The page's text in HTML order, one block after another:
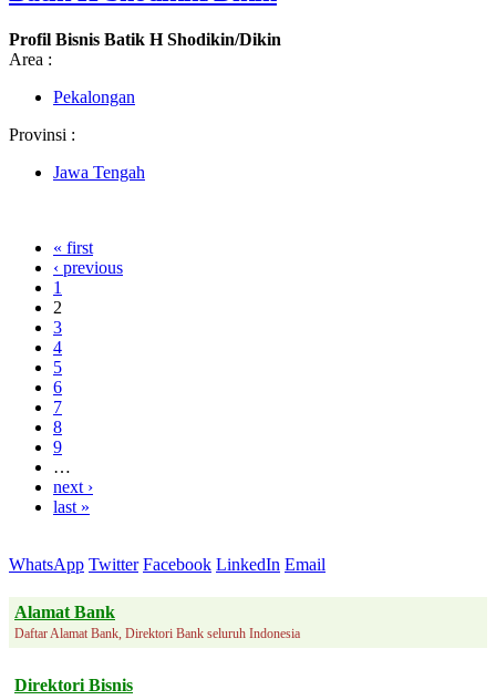
Profil Bisnis Batik H Shodikin/Dikin
Area :
Pekalongan
Provinsi :
Jawa Tengah
« first
‹ previous
1
2
3
4
5
6
7
8
9
…
next ›
last »
WhatsApp Twitter Facebook LinkedIn Email
Alamat Bank
Daftar Alamat Bank, Direktori Bank seluruh Indonesia
Direktori Bisnis